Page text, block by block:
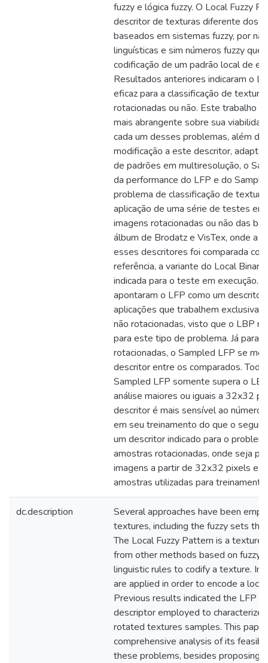
fuzzy e lógica fuzzy. O Local Fuzzy
descritor de texturas diferente dos
baseados em sistemas fuzzy, por
linguísticas e sim números fuzzy que
codificação de um padrão local de
Resultados anteriores indicaram o
eficaz para a classificação de
rotacionadas ou não. Este trabalho
mais abrangente sobre sua
cada um desses problemas, além
modificação a este descritor,
de padrões em multiresolução, o
da performance do LFP e do
problema de classificação de
aplicação de uma série de testes
imagens rotacionadas ou não das
álbum de Brodatz e VisTex, onde a
esses descritores foi comparada
referência, a variante do Local
indicada para o teste em execução.
apontaram o LFP como um descritor
aplicações que trabalhem
não rotacionadas, visto que o LBP
para este tipo de problema. Já para
rotacionadas, o Sampled LFP se
descritor entre os comparados.
Sampled LFP somente supera o
análise maiores ou iguais a 32x32
descritor é mais sensível ao número
em seu treinamento do que o
um descritor indicado para o
amostras rotacionadas, onde seja
imagens a partir de 32x32 pixels e
amostras utilizadas para
dc.description
Several approaches have been
textures, including the fuzzy sets
The Local Fuzzy Pattern is a
from other methods based on fuzzy
linguistic rules to codify a texture.
are applied in order to encode a
Previous results indicated the LFP
descriptor employed to characterize
rotated textures samples. This
comprehensive analysis of its
these problems, besides proposing